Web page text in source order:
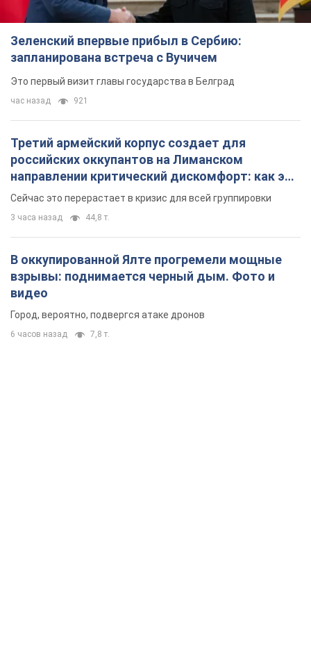
Зеленский впервые прибыл в Сербию:
запланирована встреча с Вучичем
Это первый визит главы государства в Белград
час назад 921
Третий армейский корпус создает для
российских оккупантов на Лиманском
направлении критический дискомфорт: как это
удалось
Сейчас это перерастает в кризис для всей группировки
3 часа назад 44,8 т.
В оккупированной Ялте прогремели мощные
взрывы: поднимается черный дым. Фото и
видео
Город, вероятно, подвергся атаке дронов
6 часов назад 7,8 т.